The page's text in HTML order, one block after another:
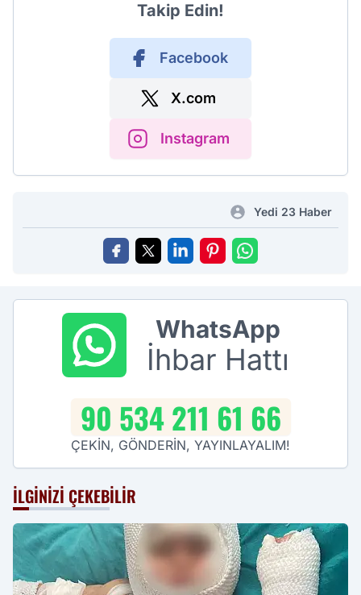
Takip Edin!
Facebook
X.com
Instagram
Yedi 23 Haber
WhatsApp
İhbar Hattı
90 534 211 61 66
ÇEKİN, GÖNDERİN, YAYINLAYALIM!
İLGINIZI ÇEKEBILIR